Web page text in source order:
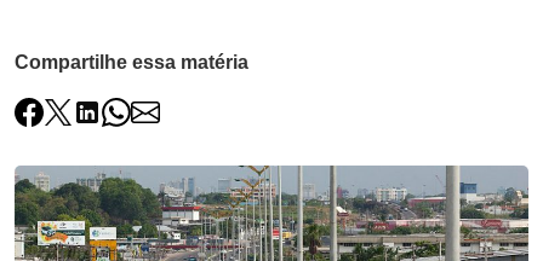
Compartilhe essa matéria